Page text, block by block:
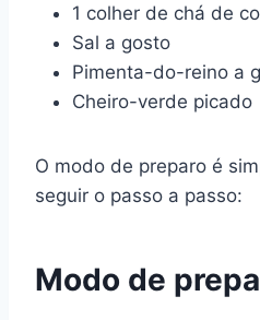
1 colher de chá de
Sal a gosto
Pimenta-do-reino a
Cheiro-verde picado
O modo de preparo é
seguir o passo a passo:
Modo de